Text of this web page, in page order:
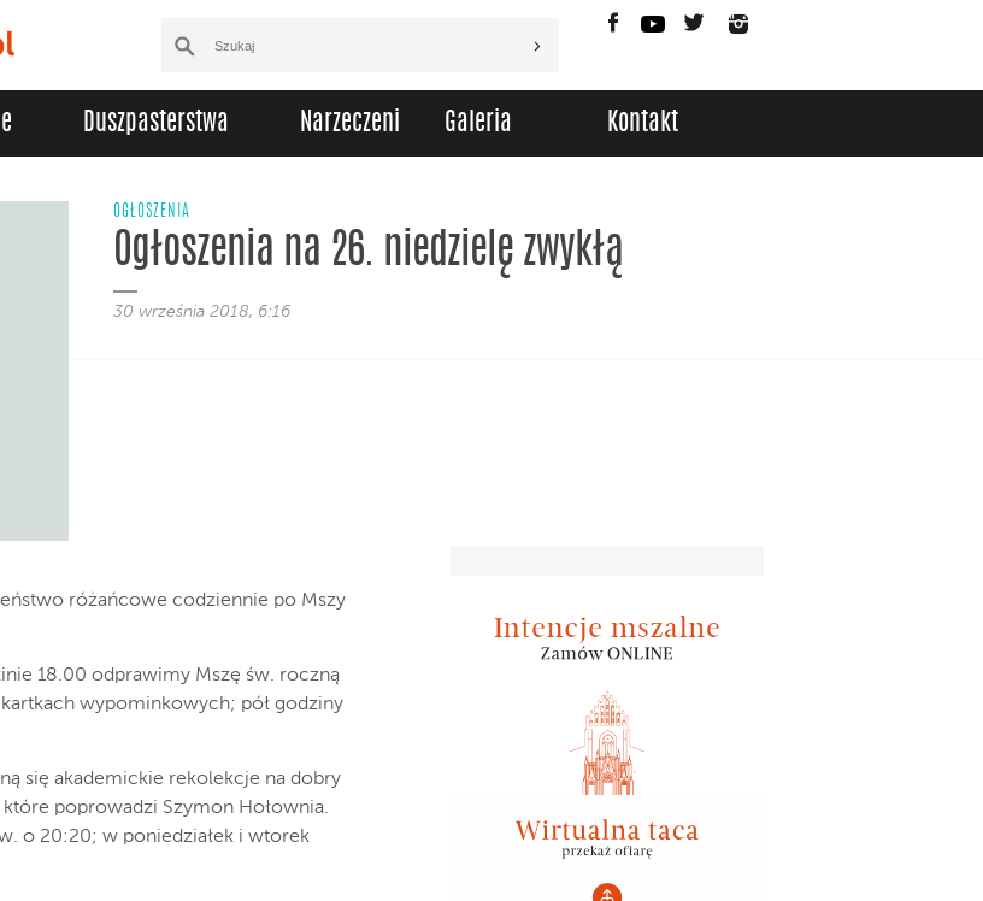
FacebookYouTubeTwitter
Duszpasterstwa Narzeczeni Galeria Kontakt
OGŁOSZENIA
Ogłoszenia na 26. niedzielę zwykłą
30 września 2018, 6:16
różańcowe codziennie po Mszy
18.00 odprawimy Mszę św. roczną
wypominkowych; pół godziny
się akademickie rekolekcje na dobry
które poprowadzi Szymon Hołownia.
o 20:20; w poniedziałek i wtorek